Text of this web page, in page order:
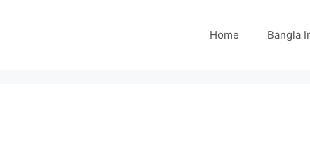
Home Bangla